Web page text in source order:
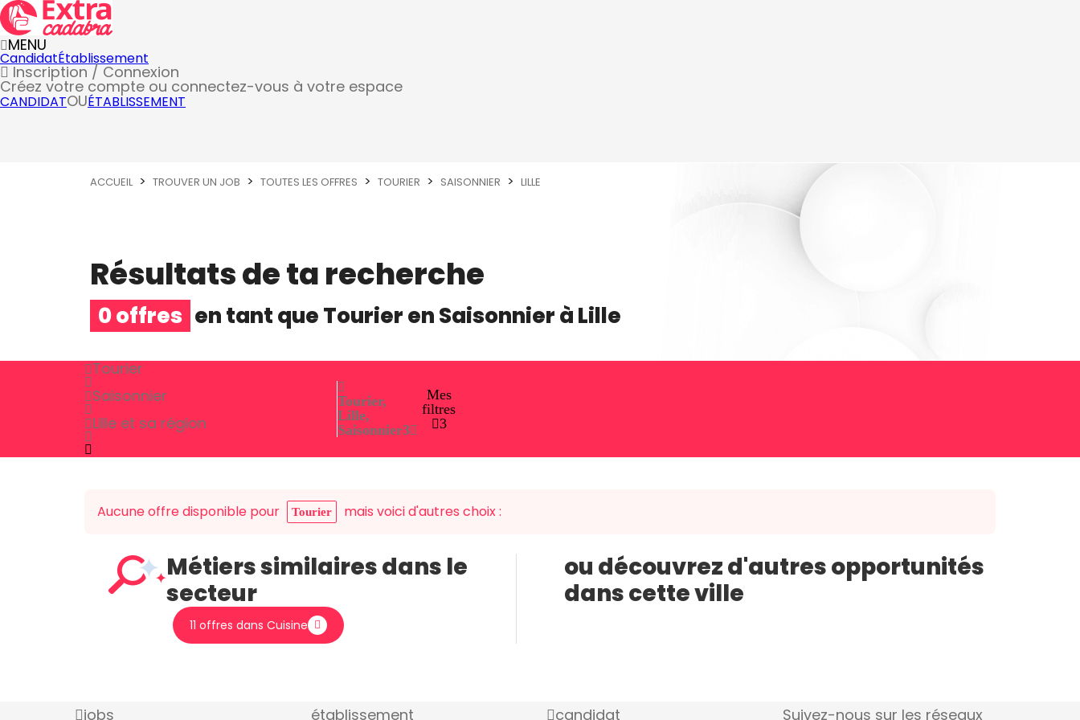
MENU
CandidatÉtablissement
Inscription / Connexion
Créez votre compte ou connectez-vous à votre espace
CANDIDATOUÉTABLISSEMENT
ACCUEIL TROUVER UN JOB TOUTES LES OFFRES TOURIER SAISONNIER LILLE
Résultats de ta recherche
0 offres en tant queTourierenSaisonnieràLille
Tourier
Saisonnier
Lille et sa région
Tourier,
Lille,
Saisonnier3
Mes
filtres
3
Aucune offre disponible pour Tourier mais voici d'autres choix :
Métiers similaires dans le
secteur
11 offres dans Cuisine
ou découvrez d'autres opportunités
dans cette ville
jobs établissement candidat Suivez-nous sur les réseaux